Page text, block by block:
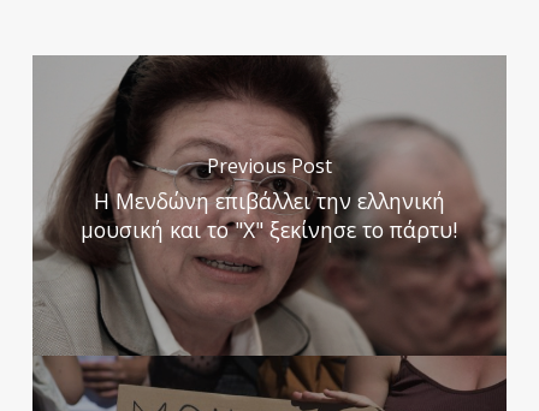
Previous Post
Η Μενδώνη επιβάλλει την ελληνική
μουσική και το "X" ξεκίνησε το πάρτυ!